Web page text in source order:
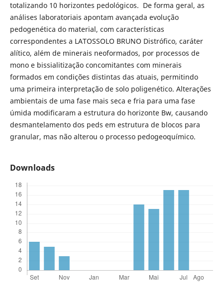
totalizando 10 horizontes pedológicos. De forma geral, as
análises laboratoriais apontam avançada evolução
pedogenética do material, com características
correspondentes a LATOSSOLO BRUNO Distrófico, caráter
alítico, além de minerais neoformados, por processos de
mono e bissialitização concomitantes com minerais
formados em condições distintas das atuais, permitindo
uma primeira interpretação de solo poligenético. Alterações
ambientais de uma fase mais seca e fria para uma fase
úmida modificaram a estrutura do horizonte Bw, causando
desmantelamento dos peds em estrutura de blocos para
granular, mas não alterou o processo pedogeoquímico.
Downloads